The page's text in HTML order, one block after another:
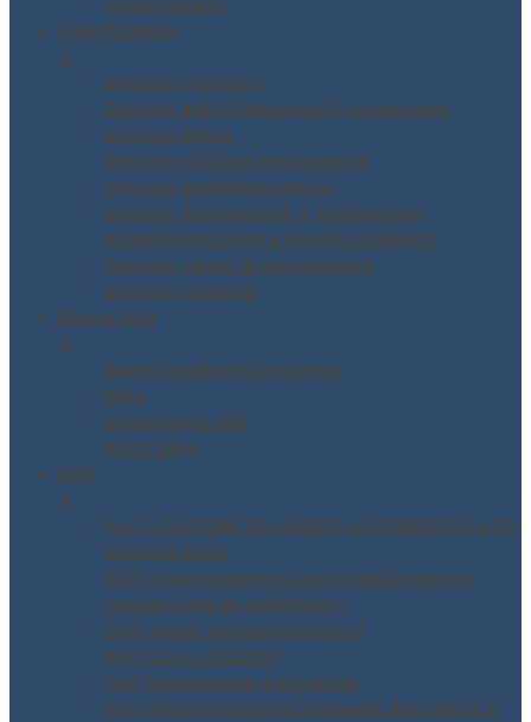
Questionario
▼
Settore generico
Settore edili / impiantisti / costruzioni
Settore legno
Settore officine meccaniche
Settore metalmeccanico
Settore Ristorazione e produzione,
somministrazione e vendita Alimenti
Settore saloni di acconciatori
Settore trasporti
Blog e Info
▼
Approfondimenti in breve
Blog
Documenti utili
Fonti Blog
FAQ
▼
FAQ – DATORE DI LAVORO ACCORDO STATO
REGIONI 2025
FAQ Aggiornamento Antincendio nuovo
Decreto DM 01-02/09/2021
FAQ campi elettromagnetici
FAQ D.Lgs 231/2001
FAQ Formazione a Distanza
FAQ Movimentazione manuale dei carichi e